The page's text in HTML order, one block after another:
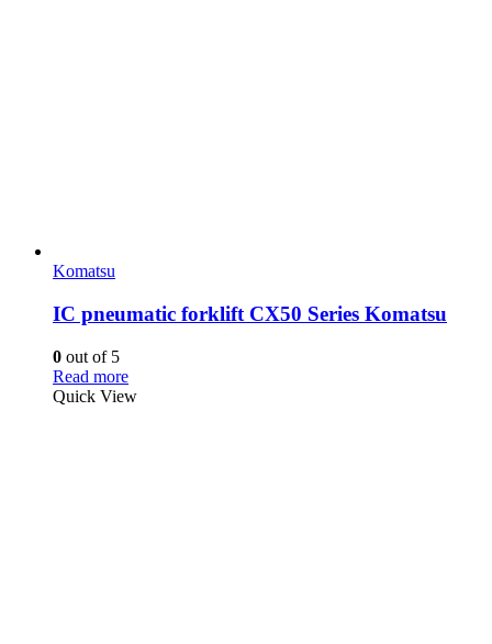
Komatsu
IC pneumatic forklift CX50 Series Komatsu
0 out of 5
Read more
Quick View